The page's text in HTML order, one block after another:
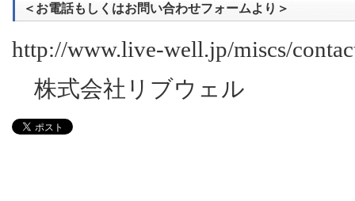
＜お電話もしくはお問い合わせフォームより＞
http://www.live-well.jp/miscs/
株式会社リブウェル